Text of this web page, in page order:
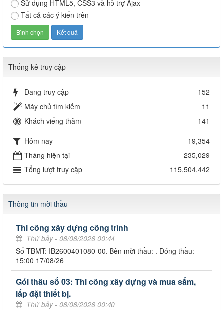
Sử dụng HTML5, CSS3 và hỗ trợ Ajax
Tất cả các ý kiến trên
Thống kê truy cập
Đang truy cập
152
Máy chủ tìm kiếm
11
Khách viếng thăm
141
Hôm nay
19,354
Tháng hiện tại
235,029
Tổng lượt truy cập
115,504,442
Thông tin mời thầu
Thi công xây dựng công trình
Thứ bảy - 08/08/2026 00:44
Số TBMT: IB2600401080-00. Bên mời thầu: . Đóng thầu:
15:00 17/08/26
Gói thầu số 03: Thi công xây dựng và mua sắm,
lắp đặt thiết bị.
Thứ bảy - 08/08/2026 00:40